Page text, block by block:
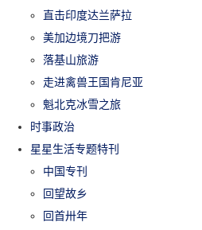
直击印度达兰萨拉
美加边境刀把游
落基山旅游
走进禽兽王国肯尼亚
魁北克冰雪之旅
时事政治
星星生活专题特刊
中国专刊
回望故乡
回首卅年